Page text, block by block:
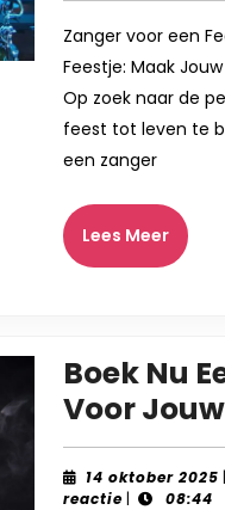
Zanger voor een
Feestje: Maak
Op zoek naar de
feest tot leven te
een zanger
Lees MeerLees
Meer
Boek Nu
Voor
14 oktober 2025 |
reactie | 08:44